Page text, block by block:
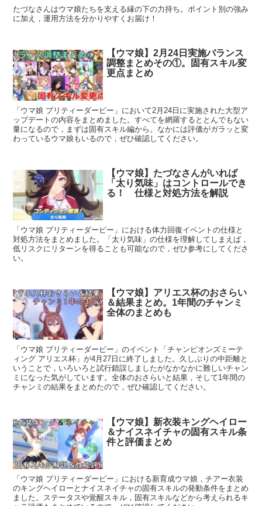
たづなさんはウマ娘たちを支える縁の下の力持ち。ポイント別の強み
に加え，運用方法を分かりやすくお届け！
【ウマ娘】2月24日実施バランス
調整まとめその①。固有スキル変
更点まとめ
「ウマ娘 プリティーダービー」において2月24日に実施された大型ア
ップデートの内容をまとめました。すべてを網羅するととんでもない
量になるので，まずは固有スキル編から。なかには評価がガラッと変
わっているウマ娘もいるので，ぜひ確認してください。
【ウマ娘】たづなさんがいれば
「太り気味」はコントロールでき
る！ 仕様と対処方法を解説
「ウマ娘 プリティーダービー」における体力回復イベントの仕様と
対処方法をまとめました。「太り気味」の仕様を理解してしまえば，
低リスクにリターンを得ることも可能なので，ぜひ参考にしてくださ
い。
【ウマ娘】アリエス杯のおさらい
＆結果まとめ。1年間のチャンミ
全体のまとめも
「ウマ娘 プリティーダービー」のイベント「チャンピオンズミーテ
ィング アリエス杯」が4月27日に終了しました。久しぶりの中距離と
いうことで，いろいろと試行錯誤しましたがなかなかに難しいチャン
ミになった気がしています。全体のおさらいと結果，そして1年間の
チャンミの結果をまとめたので，ぜひ確認してください。
【ウマ娘】新衣装キングヘイロー
＆ナイスネイチャの固有スキル条
件と評価まとめ
「ウマ娘 プリティーダービー」における新育成ウマ娘，チアー衣装
のキングヘイローとナイスネイチャの固有スキルの発動条件をまとめ
ました。ステータスや覚醒スキル，固有スキルなどから考えられるキ